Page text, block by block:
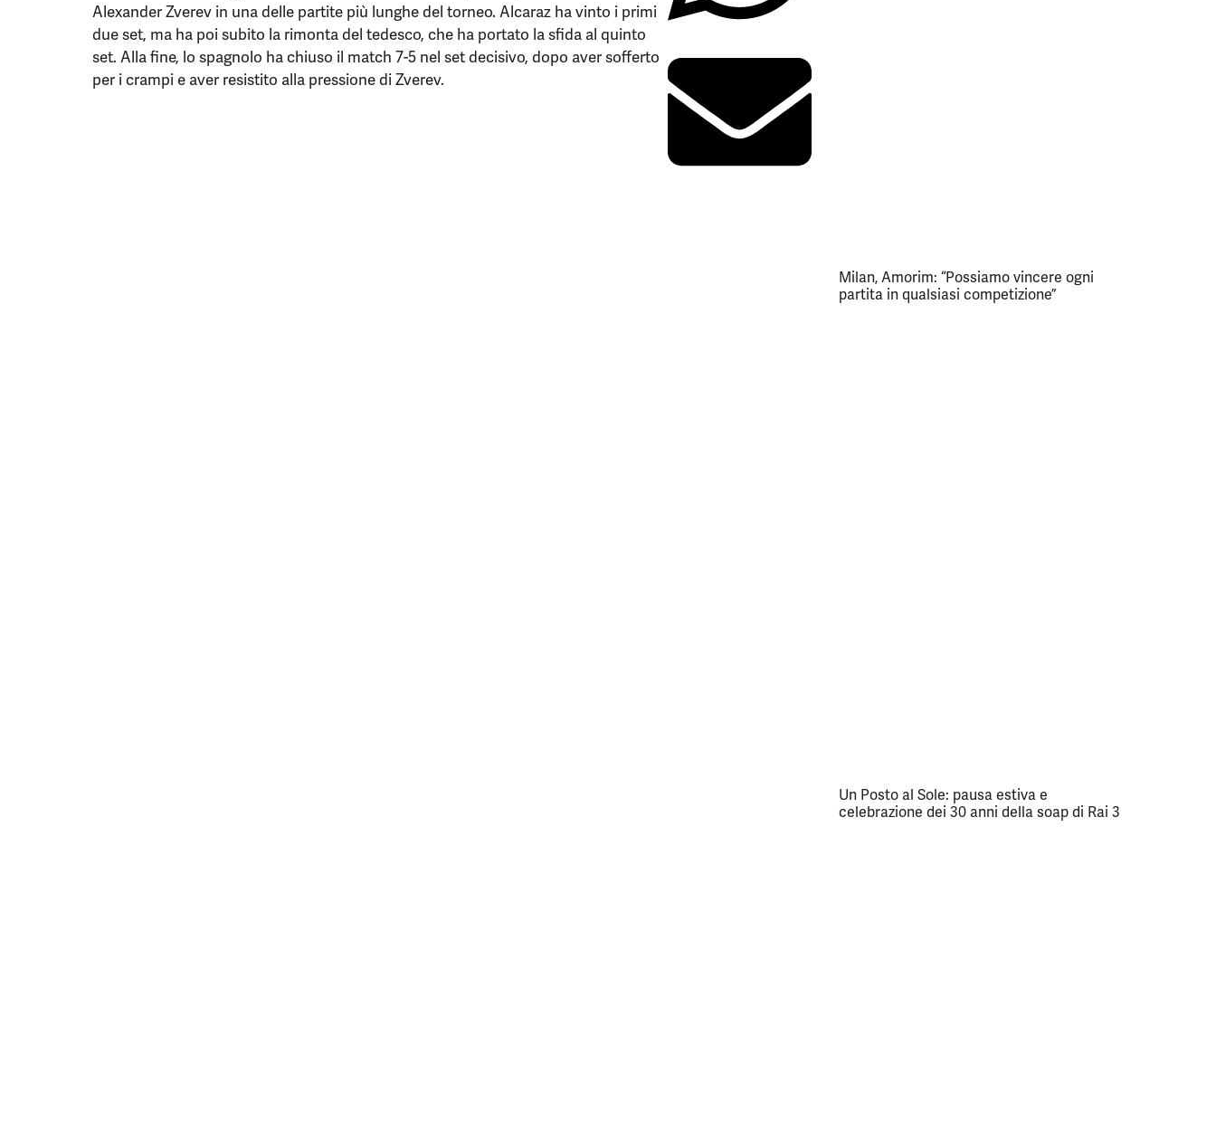
Alexander Zverev in una delle partite più lunghe del torneo. Alcaraz ha vinto i primi
due set, ma ha poi subito la rimonta del tedesco, che ha portato la sfida al quinto
set. Alla fine, lo spagnolo ha chiuso il match 7-5 nel set decisivo, dopo aver sofferto
per i crampi e aver resistito alla pressione di Zverev.
Milan, Amorim: “Possiamo vincere ogni
partita in qualsiasi competizione”
Un Posto al Sole: pausa estiva e
celebrazione dei 30 anni della soap di Rai 3